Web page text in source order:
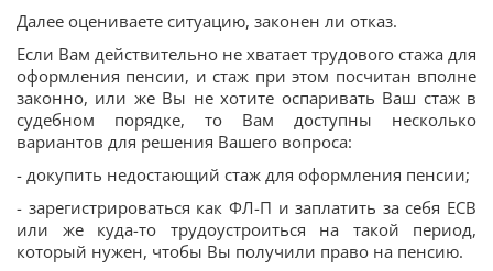
Далее оцениваете ситуацию, законен ли отказ.
Если Вам действительно не хватает трудового стажа для
оформления пенсии, и стаж при этом посчитан вполне
законно, или же Вы не хотите оспаривать Ваш стаж в
судебном порядке, то Вам доступны несколько
вариантов для решения Вашего вопроса:
- докупить недостающий стаж для оформления пенсии;
- зарегистрироваться как ФЛ-П и заплатить за себя ЕСВ
или же куда-то трудоустроиться на такой период,
который нужен, чтобы Вы получили право на пенсию.